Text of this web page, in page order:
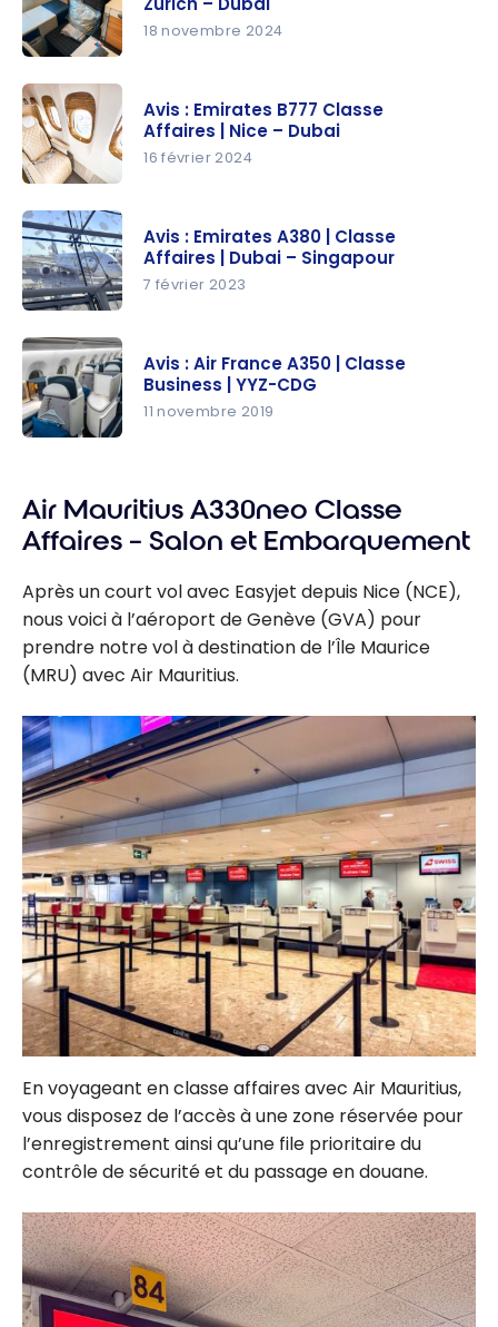
aériennes
| Nouvelle
Classe
Business |
CDG-NCE
B777
Classe
Affaires |
Zurich –
Dubai
18 novembre 2024
Emirates
B777
Classe
Affaires |
Nice –
Dubai
Avis : Emirates B777 Classe
Affaires | Nice – Dubai
16 février 2024
Emirates
A380 |
Classe
Affaires |
Avis : Emirates A380 | Classe
Affaires | Dubai – Singapour
7 février 2023
A350 |
Classe
YYZ-CDG
Avis : Air France A350 | Classe
Business | YYZ-CDG
11 novembre 2019
Air Mauritius A330neo Classe
Affaires – Salon et Embarquement
Après un court vol avec Easyjet depuis Nice (NCE),
nous voici à l’aéroport de Genève (GVA) pour
prendre notre vol à destination de l’Île Maurice
(MRU) avec Air Mauritius.
En voyageant en classe affaires avec Air Mauritius,
vous disposez de l’accès à une zone réservée pour
l’enregistrement ainsi qu’une file prioritaire du
contrôle de sécurité et du passage en douane.